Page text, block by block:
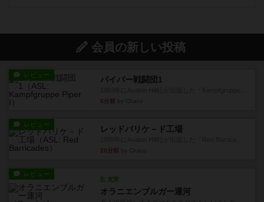
会員の新しい投稿
レビュー パイパー戦闘団1
6分前
レビュー レッドバリケ－ド工場
20分前
レビュー
充実
オラニエンブルガー運河